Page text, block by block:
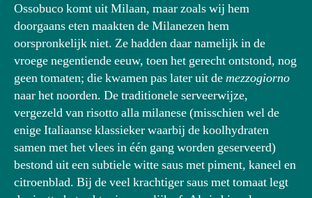
Ossobuco komt uit Milaan, maar zoals wij hem
doorgaans eten maakten de Milanezen hem
oorspronkelijk niet. Ze hadden daar namelijk in de
vroege negentiende eeuw, toen het gerecht ontstond, nog
geen tomaten; die kwamen pas later uit demezzogiorno
naar het noorden. De traditionele serveerwijze,
vergezeld van risotto alla milanese (misschien wel de
enige Italiaanse klassieker waarbij de koolhydraten
samen met het vlees in één gang worden geserveerd)
bestond uit een subtiele witte saus met piment, kaneel en
citroenblad. Bij de veel krachtiger saus met tomaat legt